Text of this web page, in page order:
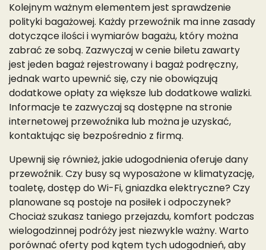
Kolejnym ważnym elementem jest sprawdzenie
polityki bagażowej. Każdy przewoźnik ma inne zasady
dotyczące ilości i wymiarów bagażu, który można
zabrać ze sobą. Zazwyczaj w cenie biletu zawarty
jest jeden bagaż rejestrowany i bagaż podręczny,
jednak warto upewnić się, czy nie obowiązują
dodatkowe opłaty za większe lub dodatkowe walizki.
Informacje te zazwyczaj są dostępne na stronie
internetowej przewoźnika lub można je uzyskać,
kontaktując się bezpośrednio z firmą.
Upewnij się również, jakie udogodnienia oferuje dany
przewoźnik. Czy busy są wyposażone w klimatyzację,
toaletę, dostęp do Wi-Fi, gniazdka elektryczne? Czy
planowane są postoje na posiłek i odpoczynek?
Chociaż szukasz taniego przejazdu, komfort podczas
wielogodzinnej podróży jest niezwykle ważny. Warto
porównać oferty pod kątem tych udogodnień, aby